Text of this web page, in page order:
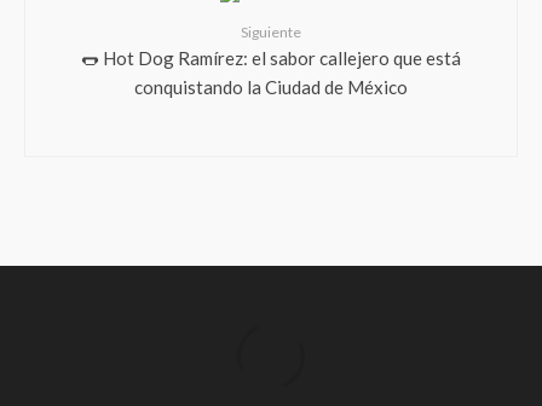
Siguiente
🌭 Hot Dog Ramírez: el sabor callejero que está
conquistando la Ciudad de México